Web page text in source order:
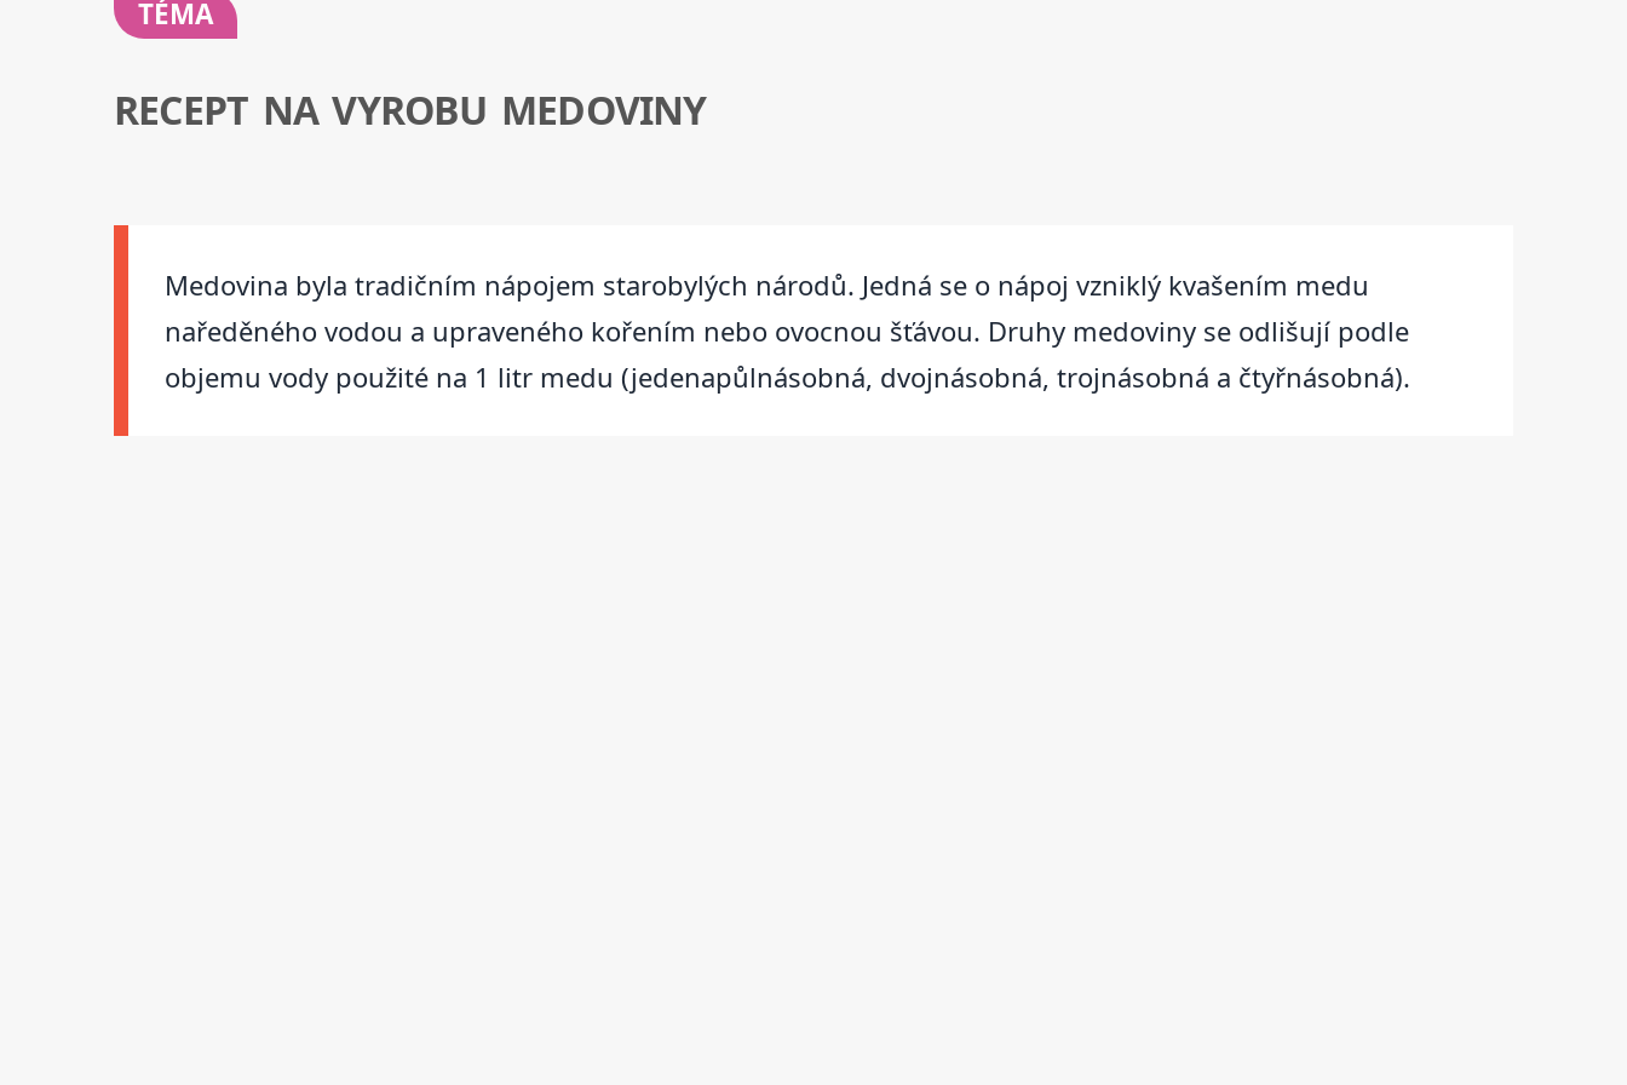
TÉMA
RECEPT NA VYROBU MEDOVINY
Medovina byla tradičním nápojem starobylých národů. Jedná se o nápoj vzniklý kvašením medu
naředěného vodou a upraveného kořením nebo ovocnou šťávou. Druhy medoviny se odlišují podle
objemu vody použité na 1 litr medu (jedenapůlnásobná, dvojnásobná, trojnásobná a čtyřnásobná).